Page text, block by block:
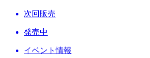
次回販売
発売中
イベント情報